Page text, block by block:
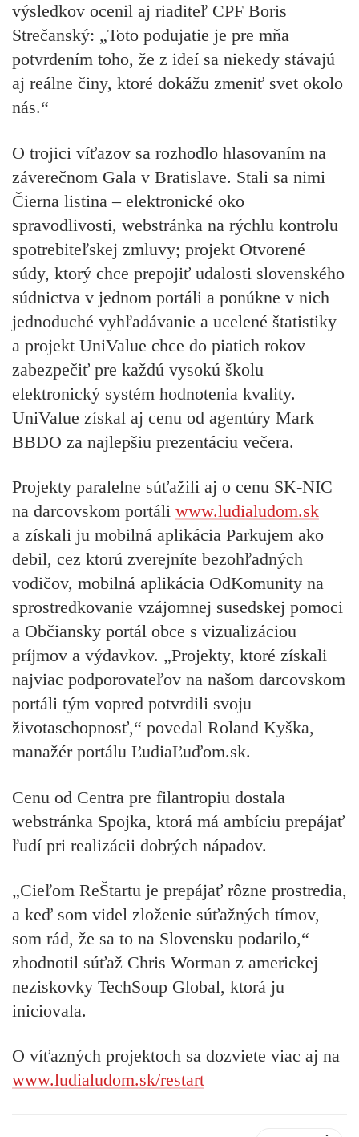
výsledkov ocenil aj riaditeľ CPF Boris
Strečanský: „Toto podujatie je pre mňa
potvrdením toho, že z ideí sa niekedy stávajú
aj reálne činy, ktoré dokážu zmeniť svet okolo
nás.“
O trojici víťazov sa rozhodlo hlasovaním na
záverečnom Gala v Bratislave. Stali sa nimi
Čierna listina – elektronické oko
spravodlivosti, webstránka na rýchlu kontrolu
spotrebiteľskej zmluvy; projekt Otvorené
súdy, ktorý chce prepojiť udalosti slovenského
súdnictva v jednom portáli a ponúkne v nich
jednoduché vyhľadávanie a ucelené štatistiky
a projekt UniValue chce do piatich rokov
zabezpečiť pre každú vysokú školu
elektronický systém hodnotenia kvality.
UniValue získal aj cenu od agentúry Mark
BBDO za najlepšiu prezentáciu večera.
Projekty paralelne súťažili aj o cenu SK-NIC
na darcovskom portáli www.ludialudom.sk
a získali ju mobilná aplikácia Parkujem ako
debil, cez ktorú zverejníte bezohľadných
vodičov, mobilná aplikácia OdKomunity na
sprostredkovanie vzájomnej susedskej pomoci
a Občiansky portál obce s vizualizáciou
príjmov a výdavkov. „Projekty, ktoré získali
najviac podporovateľov na našom darcovskom
portáli tým vopred potvrdili svoju
životaschopnosť,“ povedal Roland Kyška,
manažér portálu ĽudiaĽuďom.sk.
Cenu od Centra pre filantropiu dostala
webstránka Spojka, ktorá má ambíciu prepájať
ľudí pri realizácii dobrých nápadov.
„Cieľom ReŠtartu je prepájať rôzne prostredia,
a keď som videl zloženie súťažných tímov,
som rád, že sa to na Slovensku podarilo,“
zhodnotil súťaž Chris Worman z americkej
neziskovky TechSoup Global, ktorá ju
iniciovala.
O víťazných projektoch sa dozviete viac aj na
www.ludialudom.sk/restart